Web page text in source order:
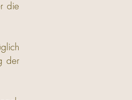
die
der